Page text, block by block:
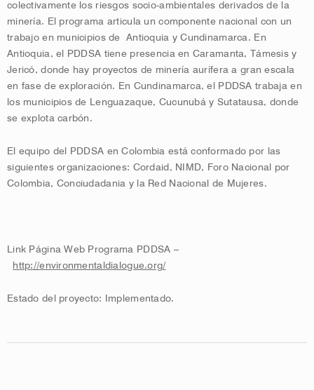
colectivamente los riesgos socio-ambientales derivados de la
minería. El programa articula un componente nacional con un
trabajo en municipios de Antioquia y Cundinamarca. En
Antioquia, el PDDSA tiene presencia en Caramanta, Támesis y
Jericó, donde hay proyectos de minería aurífera a gran escala
en fase de exploración. En Cundinamarca, el PDDSA trabaja en
los municipios de Lenguazaque, Cucunubá y Sutatausa, donde
se explota carbón.
El equipo del PDDSA en Colombia está conformado por las
siguientes organizaciones: Cordaid, NIMD, Foro Nacional por
Colombia, Conciudadania y la Red Nacional de Mujeres.
Link Página Web Programa PDDSA –
http://environmentaldialogue.org/
Estado del proyecto: Implementado.